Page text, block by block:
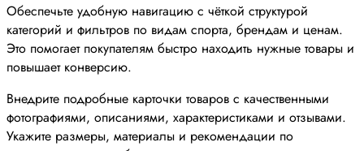
Обеспечьте удобную навигацию с чёткой структурой
категорий и фильтров по видам спорта, брендам и ценам.
Это помогает покупателям быстро находить нужные товары и
повышает конверсию.
Внедрите подробные карточки товаров с качественными
фотографиями, описаниями, характеристиками и отзывами.
Укажите размеры, материалы и рекомендации по